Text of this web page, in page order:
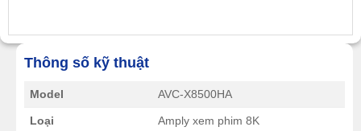
Thông số kỹ thuật
Model AVC-X8500HA
Loại Amply xem phim 8K